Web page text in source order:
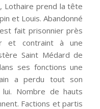
Lothaire prend la tête
et Louis. Abandonné
fait prisonnier près
et contraint à une
Saint Médard de
ses fonctions une
a perdu tout son
Nombre de hauts
Factions et partis